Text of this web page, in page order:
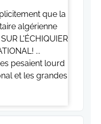
que la
algérienne
L'ÉCHIQUIER
...
pesaient lourd
et les grandes